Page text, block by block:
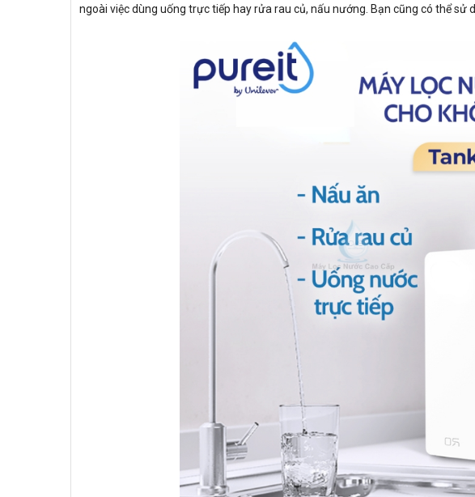
ngoài việc dùng uống trực tiếp hay rửa rau củ, nấu nướng. Bạn cũng có thể